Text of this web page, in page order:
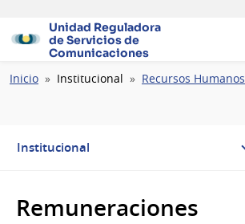
Unidad Reguladora
de Servicios de
Comunicaciones
Ruta
Inicio Institucional Recursos Humanos
Institucional
Remuneraciones